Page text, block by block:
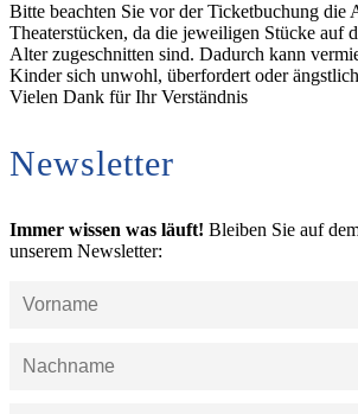
Bitte beachten Sie vor der Ticketbuchung die
Theaterstücken, da die jeweiligen Stücke auf
Alter zugeschnitten sind. Dadurch kann
Kinder sich unwohl, überfordert oder
Vielen Dank für Ihr Verständnis
Newsletter
Immer wissen was läuft! Bleiben Sie auf
unserem Newsletter: